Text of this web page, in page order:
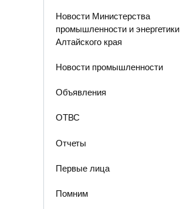
Новости Министерства
промышленности и энергетики
Алтайского края
Новости промышленности
Объявления
ОТВС
Отчеты
Первые лица
Помним